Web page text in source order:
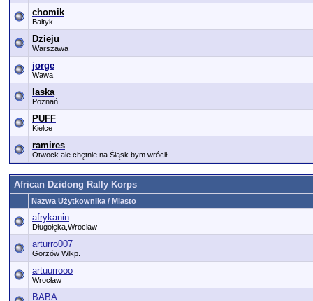
chomik
Bałtyk
Dzieju
Warszawa
jorge
Wawa
laska
Poznań
PUFF
Kielce
ramires
Otwock ale chętnie na Śląsk bym wrócił
African Dzidong Rally Korps
Nazwa Użytkownika / Miasto
afrykanin
Długołęka,Wrocław
arturro007
Gorzów Wlkp.
artuurrooo
Wrocław
BABA